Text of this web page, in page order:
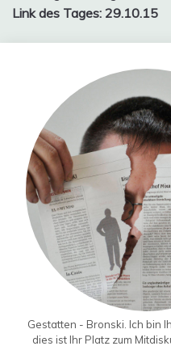
Link des Tages: 29.10.15
Gestatten - Bronski. Ich bin
dies ist Ihr Platz zum